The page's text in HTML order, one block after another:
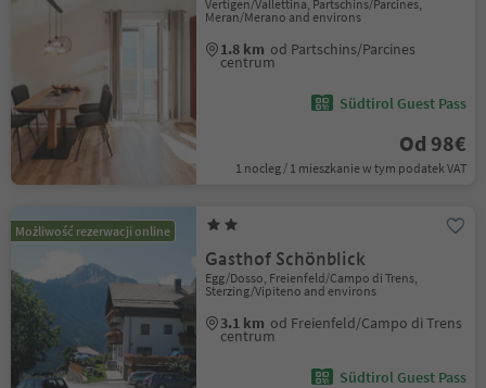
Vertigen/Vallettina, Partschins/Parcines,
Meran/Merano and environs
1.8 km od Partschins/Parcines
centrum
Südtirol Guest Pass
Od 98€
1 nocleg / 1 mieszkanie w tym podatek VAT
Możliwość rezerwacji online
Gasthof Schönblick
Egg/Dosso, Freienfeld/Campo di Trens,
Sterzing/Vipiteno and environs
3.1 km od Freienfeld/Campo di Trens
centrum
Südtirol Guest Pass